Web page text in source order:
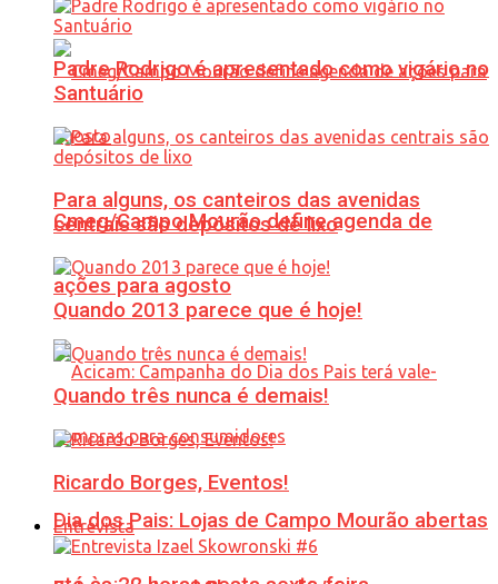
Cmeg/Campo Mourão define agenda de
ações para agosto
Dia dos Pais: Lojas de Campo Mourão abertas
Padre Rodrigo é apresentado como vigário no
Santuário
Para alguns, os canteiros das avenidas
centrais são depósitos de lixo
Quando 2013 parece que é hoje!
Quando três nunca é demais!
Ricardo Borges, Eventos!
Entrevista